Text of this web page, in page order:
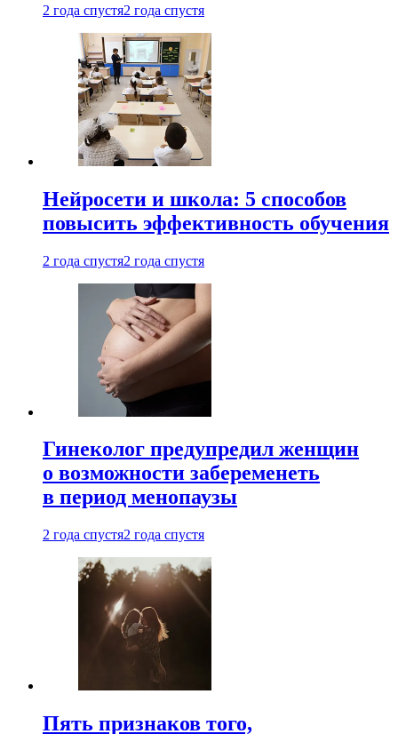
2 года спустя2 года спустя
Нейросети и школа: 5 способов
повысить эффективность обучения
2 года спустя2 года спустя
Гинеколог предупредил женщин
о возможности забеременеть
в период менопаузы
2 года спустя2 года спустя
Пять признаков того,